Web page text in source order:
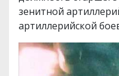
зенитной
артиллерийской